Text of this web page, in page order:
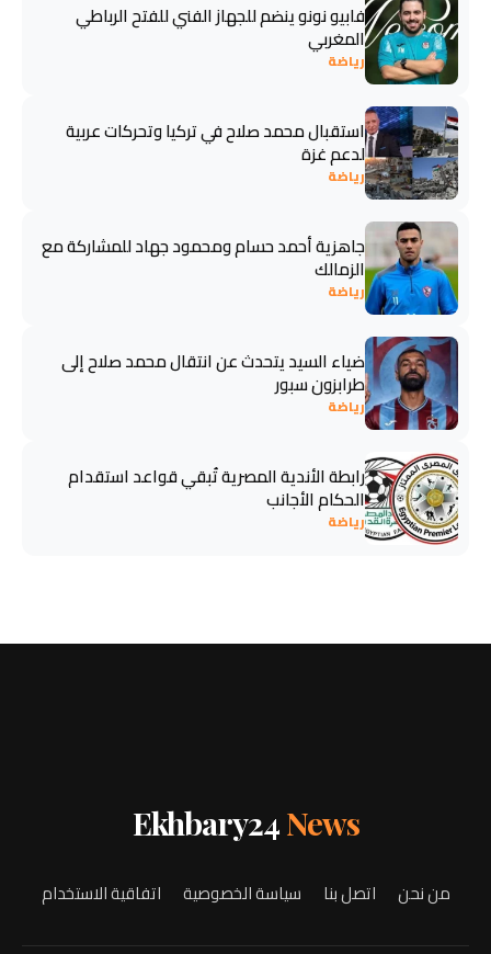
فابيو نونو ينضم للجهاز الفني للفتح الرباطي
المغربي
رياضة
استقبال محمد صلاح في تركيا وتحركات عربية
لدعم غزة
رياضة
جاهزية أحمد حسام ومحمود جهاد للمشاركة مع
الزمالك
رياضة
ضياء السيد يتحدث عن انتقال محمد صلاح إلى
طرابزون سبور
رياضة
رابطة الأندية المصرية تُبقي قواعد استقدام
الحكام الأجانب
رياضة
Ekhbary24News
من نحن اتصل بنا سياسة الخصوصية اتفاقية الاستخدام